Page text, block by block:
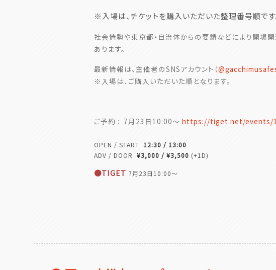
※入場は、チケットを購入いただいた整理番号順です
社会情勢や東京都・自治体からの要請などにより開場
あります。
最新情報は、主催者のSNSアカウント（
※入場は、ご購入いただいた順となります。
ご予約 : 7月23日10:00～https://tiget.net/events/
OPEN / START 12:30 / 13:00
ADV / DOOR
¥3,000 / ¥3,500 (+1D)
●TIGET 7月23日10:00～